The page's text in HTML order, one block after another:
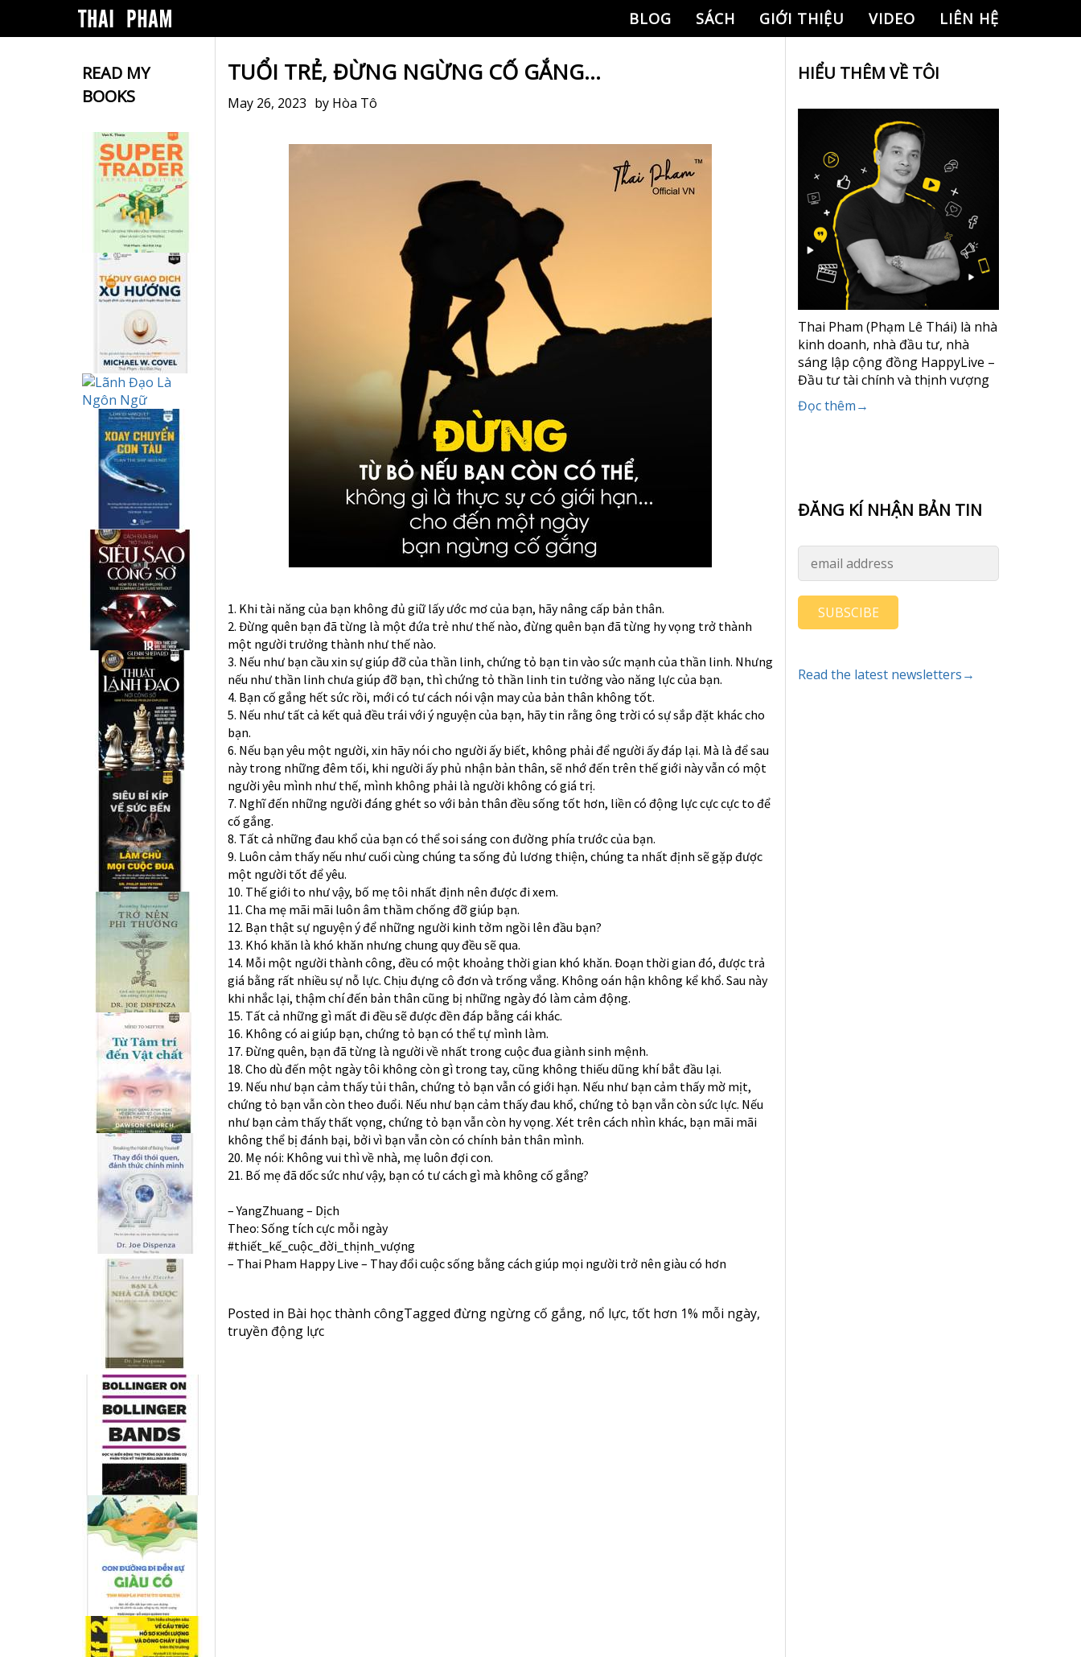
BLOG SÁCH GIỚI THIỆU VIDEO LIÊN HỆ
READ MY
BOOKS
TUỔI TRẺ, ĐỪNG NGỪNG CỐ GẮNG…
May 26, 2023 by Hòa Tô
1. Khi tài năng của bạn không đủ giữ lấy ước mơ của bạn, hãy nâng cấp bản thân.
2. Đừng quên bạn đã từng là một đứa trẻ như thế nào, đừng quên bạn đã từng hy vọng trở thành
một người trưởng thành như thế nào.
3. Nếu như bạn cầu xin sự giúp đỡ của thần linh, chứng tỏ bạn tin vào sức mạnh của thần linh. Nhưng
nếu như thần linh chưa giúp đỡ bạn, thì chứng tỏ thần linh tin tưởng vào năng lực của bạn.
4. Bạn cố gắng hết sức rồi, mới có tư cách nói vận may của bản thân không tốt.
5. Nếu như tất cả kết quả đều trái với ý nguyện của bạn, hãy tin rằng ông trời có sự sắp đặt khác cho
bạn.
6. Nếu bạn yêu một người, xin hãy nói cho người ấy biết, không phải để người ấy đáp lại. Mà là để sau
này trong những đêm tối, khi người ấy phủ nhận bản thân, sẽ nhớ đến trên thế giới này vẫn có một
người yêu mình như thế, mình không phải là người không có giá trị.
7. Nghĩ đến những người đáng ghét so với bản thân đều sống tốt hơn, liền có động lực cực cực to để
cố gắng.
8. Tất cả những đau khổ của bạn có thể soi sáng con đường phía trước của bạn.
9. Luôn cảm thấy nếu như cuối cùng chúng ta sống đủ lương thiện, chúng ta nhất định sẽ gặp được
một người tốt để yêu.
10. Thế giới to như vậy, bố mẹ tôi nhất định nên được đi xem.
11. Cha mẹ mãi mãi luôn âm thầm chống đỡ giúp bạn.
12. Bạn thật sự nguyện ý để những người kinh tởm ngồi lên đầu bạn?
13. Khó khăn là khó khăn nhưng chung quy đều sẽ qua.
14. Mỗi một người thành công, đều có một khoảng thời gian khó khăn. Đoạn thời gian đó, được trả
giá bằng rất nhiều sự nỗ lực. Chịu đựng cô đơn và trống vắng. Không oán hận không kể khổ. Sau này
khi nhắc lại, thậm chí đến bản thân cũng bị những ngày đó làm cảm động.
15. Tất cả những gì mất đi đều sẽ được đền đáp bằng cái khác.
16. Không có ai giúp bạn, chứng tỏ bạn có thể tự mình làm.
17. Đừng quên, bạn đã từng là người về nhất trong cuộc đua giành sinh mệnh.
18. Cho dù đến một ngày tôi không còn gì trong tay, cũng không thiếu dũng khí bắt đầu lại.
19. Nếu như bạn cảm thấy tủi thân, chứng tỏ bạn vẫn có giới hạn. Nếu như bạn cảm thấy mờ mịt,
chứng tỏ bạn vẫn còn theo đuổi. Nếu như bạn cảm thấy đau khổ, chứng tỏ bạn vẫn còn sức lực. Nếu
như bạn cảm thấy thất vọng, chứng tỏ bạn vẫn còn hy vọng. Xét trên cách nhìn khác, bạn mãi mãi
không thể bị đánh bại, bởi vì bạn vẫn còn có chính bản thân mình.
20. Mẹ nói: Không vui thì về nhà, mẹ luôn đợi con.
21. Bố mẹ đã dốc sức như vậy, bạn có tư cách gì mà không cố gắng?
– YangZhuang – Dịch
Theo: Sống tích cực mỗi ngày
#thiết_kế_cuộc_đời_thịnh_vượng
– Thai Pham Happy Live – Thay đổi cuộc sống bằng cách giúp mọi người trở nên giàu có hơn
Posted in Bài học thành côngTagged đừng ngừng cố gắng, nổ lực, tốt hơn 1% mỗi ngày,
truyền động lực
HIỂU THÊM VỀ TÔI
Thai Pham (Phạm Lê Thái) là nhà
kinh doanh, nhà đầu tư, nhà
sáng lập cộng đồng HappyLive –
Đầu tư tài chính và thịnh vượng
Đọc thêm→
ĐĂNG KÍ NHẬN BẢN TIN
SUBSCIBE
Read the latest newsletters→